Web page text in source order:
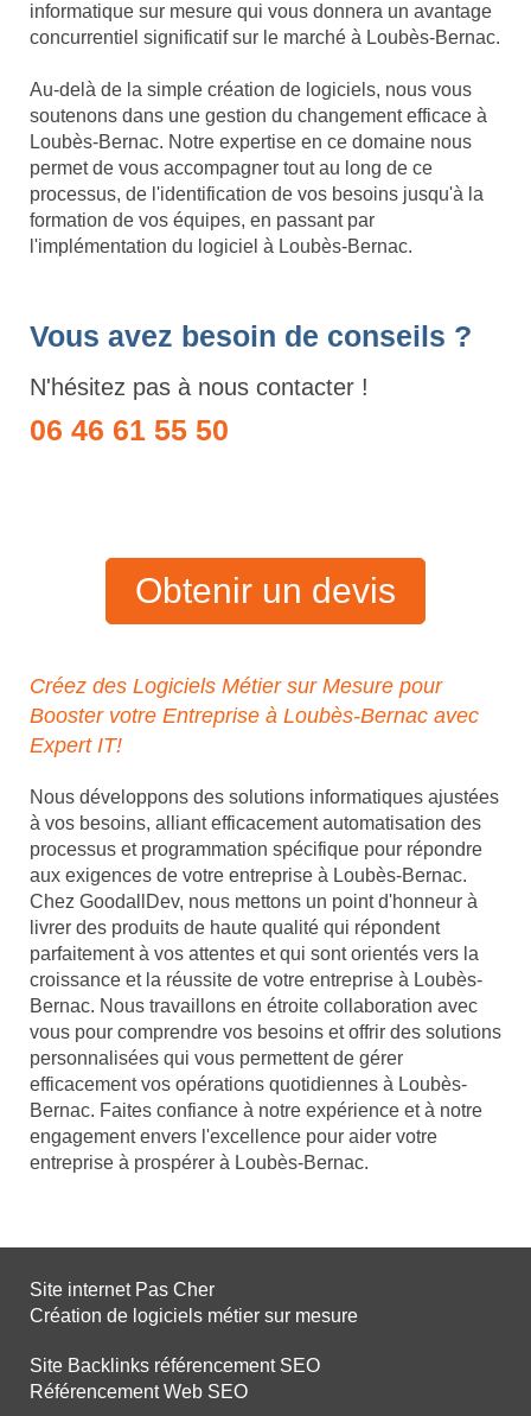
informatique sur mesure qui vous donnera un avantage
concurrentiel significatif sur le marché à Loubès-Bernac.
Au-delà de la simple création de logiciels, nous vous
soutenons dans une gestion du changement efficace à
Loubès-Bernac. Notre expertise en ce domaine nous
permet de vous accompagner tout au long de ce
processus, de l'identification de vos besoins jusqu'à la
formation de vos équipes, en passant par
l'implémentation du logiciel à Loubès-Bernac.
Vous avez besoin de conseils ?
N'hésitez pas à nous contacter !
06 46 61 55 50
Obtenir un devis
Créez des Logiciels Métier sur Mesure pour
Booster votre Entreprise à Loubès-Bernac avec
Expert IT!
Nous développons des solutions informatiques ajustées
à vos besoins, alliant efficacement automatisation des
processus et programmation spécifique pour répondre
aux exigences de votre entreprise à Loubès-Bernac.
Chez GoodallDev, nous mettons un point d'honneur à
livrer des produits de haute qualité qui répondent
parfaitement à vos attentes et qui sont orientés vers la
croissance et la réussite de votre entreprise à Loubès-
Bernac. Nous travaillons en étroite collaboration avec
vous pour comprendre vos besoins et offrir des solutions
personnalisées qui vous permettent de gérer
efficacement vos opérations quotidiennes à Loubès-
Bernac. Faites confiance à notre expérience et à notre
engagement envers l'excellence pour aider votre
entreprise à prospérer à Loubès-Bernac.
Site internet Pas Cher
Création de logiciels métier sur mesure
Site Backlinks référencement SEO
Référencement Web SEO